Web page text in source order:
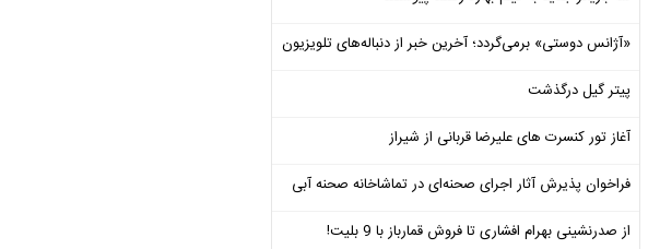
«آژانس دوستی» برمی‌گردد؛ آخرین خبر از دنباله‌های تلویزیون
پیتر گیل درگذشت
آغاز تور کنسرت های علیرضا قربانی از شیراز
فراخوان پذیرش آثار اجرای صحنه‌ای در تماشاخانه صحنه آبی
از صدرنشینی بهرام افشاری تا فروش قمارباز با 9 بلیت!